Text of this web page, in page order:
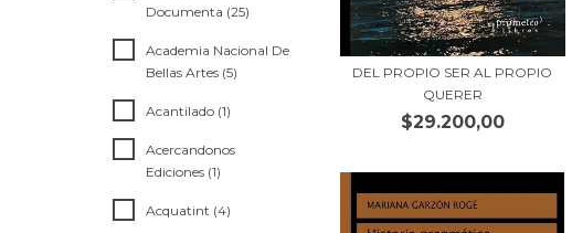
Documenta (25)
Academia Nacional De
Bellas Artes (5)
Acantilado (1)
Acercandonos
Ediciones (1)
Acquatint (4)
DEL PROPIO SER AL PROPIO
QUERER
$29.200,00